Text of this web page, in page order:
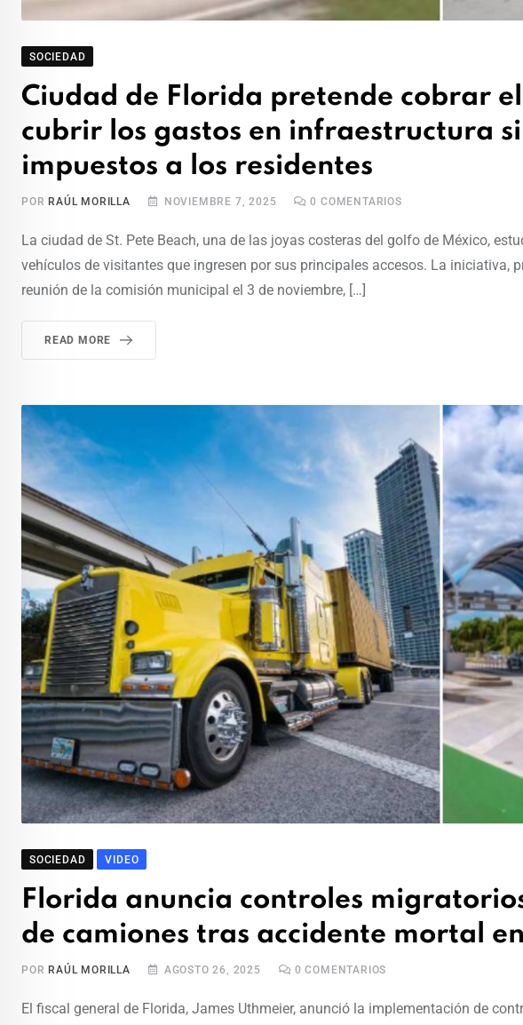
SOCIEDAD
Ciudad de Florida pretende cobrar
cubrir los gastos en infraestructura
impuestos a los residentes
POR RAÚL MORILLA NOVIEMBRE 7, 2025 0 COMENTARIOS
La ciudad de St. Pete Beach, una de las joyas costeras del golfo de México,
vehículos de visitantes que ingresen por sus principales accesos. La iniciativa,
reunión de la comisión municipal el 3 de noviembre, […]
READ MORE
SOCIEDAD VIDEO
Florida anuncia controles
de camiones tras accidente mortal
POR RAÚL MORILLA AGOSTO 26, 2025 0 COMENTARIOS
El fiscal general de Florida, James Uthmeier, anunció la implementación de